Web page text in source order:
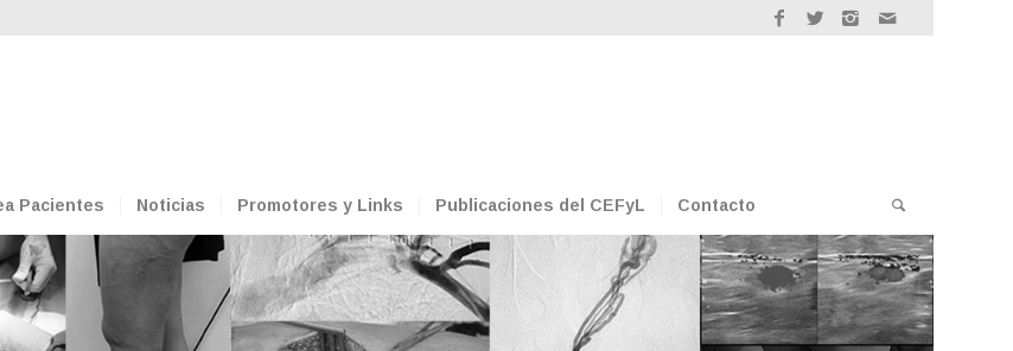
Pacientes Noticias Promotores y Links Publicaciones del CEFyL Contacto